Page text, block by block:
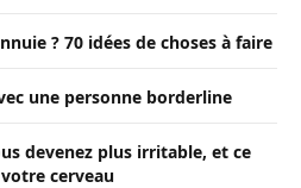
? 70 idées de choses à faire
une personne borderline
devenez plus irritable, et ce
cerveau